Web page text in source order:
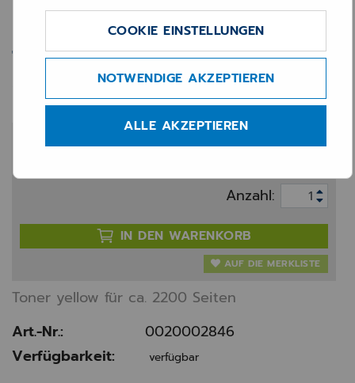
Toner Brother TN-246Y
gelb (2k2)
109,00 €
Anzahl:
IN DEN WARENKORB
AUF DIE MERKLISTE
Toner yellow für ca. 2200 Seiten
Art.-Nr.:
0020002846
Verfügbarkeit:
verfügbar
COOKIE EINSTELLUNGEN
NOTWENDIGE AKZEPTIEREN
ALLE AKZEPTIEREN